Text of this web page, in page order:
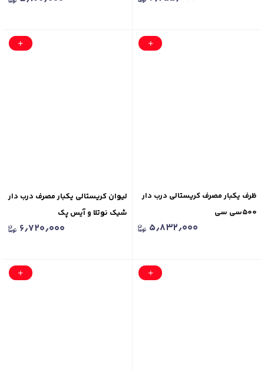
ظرف یکبار مصرف کریستالی درب دار
۵۰۰سی سی
۵٫۸۳۲٫۰۰۰
لیوان کریستالی یکبار مصرف درب دار
شیک نوتلا و آیس پک
۶٫۷۲۰٫۰۰۰